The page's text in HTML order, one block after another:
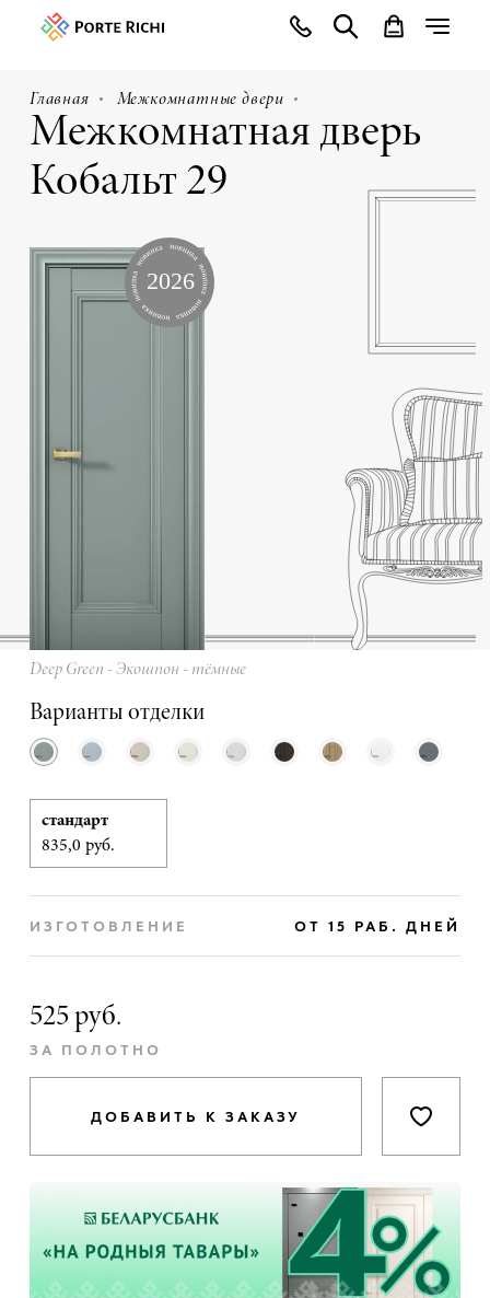
ИЗГОТОВЛЕНИЕ ОТ 15 РАБ. ДНЕЙ
525 руб.
ЗА ПОЛОТНО
ДОБАВИТЬ К ЗАКАЗУ
Главная Межкомнатные двери
Межкомнатная дверь
Кобальт 29
Deep Green - Экошпон - тёмные
Варианты отделки
стандарт
835,0 руб.